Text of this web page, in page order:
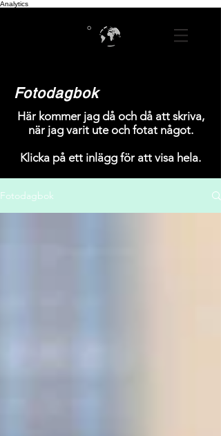
Analytics
Fotodagbok
Här kommer jag då och då att skriva,
när jag varit ute och fotat något.
Klicka på ett inlägg för att visa hela.
Fotodagbok